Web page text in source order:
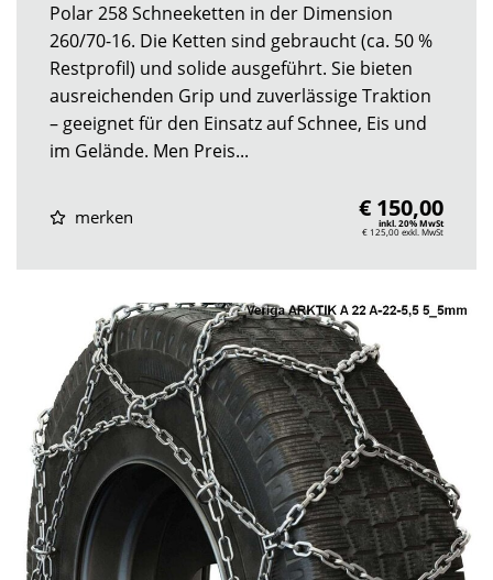
Polar 258 Schneeketten in der Dimension
260/70-16. Die Ketten sind gebraucht (ca. 50 %
Restprofil) und solide ausgeführt. Sie bieten
ausreichenden Grip und zuverlässige Traktion
– geeignet für den Einsatz auf Schnee, Eis und
im Gelände. Men Preis...
merken € 150,00
inkl. 20% MwSt
€ 125,00exkl. MwSt